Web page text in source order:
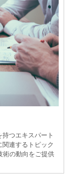
つエキスパート
連するトピック
術の動向をご提供